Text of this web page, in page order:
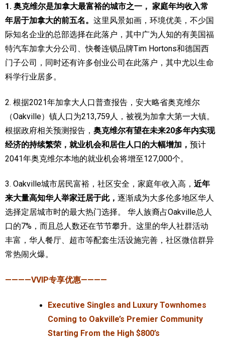
1. 奥克维尔是加拿大最富裕的城市之一， 家庭年均收入常
年居于加拿大的前五名。 这里风景如画，环境优美，不少国
际知名企业的总部选择在此落户，其中广为人知的有美国福
特汽车加拿大分公司、快餐连锁品牌Tim Hortons和德国西
门子公司，同时还有许多创业公司在此落户，其中尤以生命
科学行业居多。
2. 根据2021年加拿大人口普查报告，安大略省奥克维尔
（Oakville）镇人口为213,759人，被视为加拿大第一大镇。
根据政府相关预测报告， 奥克维尔有望在未来20多年内实现
经济的持续繁荣，就业机会和居住人口的大幅增加， 预计
2041年奥克维尔本地的就业机会将增至127,000个。
3. Oakville城市居民富裕，社区安全，家庭年收入高， 近年
来大量高知华人举家迁居于此， 逐渐成为大多伦多地区华人
选择定居城市时的最大热门选择。
华人族裔占Oakville总人
口的7%，而且总人数还在节节攀升。这里的华人社群活动
丰富，华人餐厅、超市等配套生活设施完善，社区微信群异
常热闹火爆。
————VVIP专享优惠————
Executive Singles and Luxury Townhomes
Coming to Oakville’s Premier Community
Starting From the High $800’s